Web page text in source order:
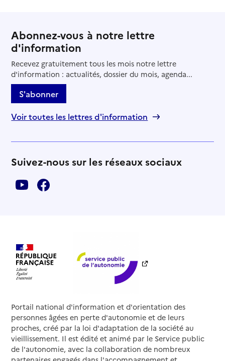
Abonnez-vous à notre lettre
d'information
Recevez gratuitement tous les mois notre lettre
d'information : actualités, dossier du mois, agenda...
S'abonner
Voir toutes les lettres d'information
Suivez-nous sur les réseaux sociaux
Portail national d'information et d'orientation des
personnes âgées en perte d'autonomie et de leurs
proches, créé par la loi d'adaptation de la société au
vieillissement. Il est édité et animé par le Service public
de l'autonomie, avec la collaboration de nombreux